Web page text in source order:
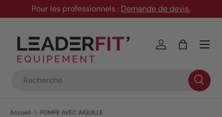
Aller au contenu
Pour les professionnels : Demande de devis.
Se connecter
Panier
Menu
Accueil POMPE AVEC AIGUILLE